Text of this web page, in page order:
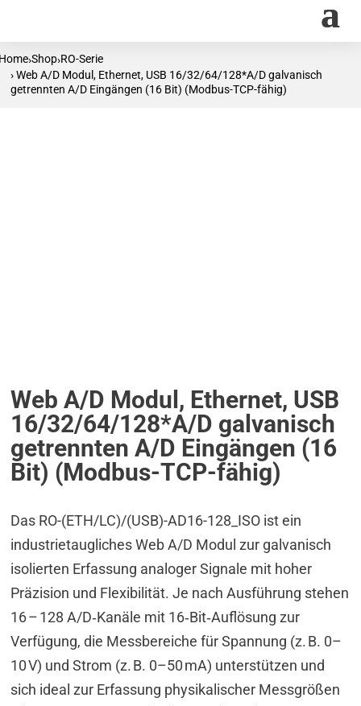
›Shop›RO-Serie
› Web A/D Modul, Ethernet, USB 16/32/64/128*A/D galvanisch
getrennten A/D Eingängen (16 Bit) (Modbus-TCP-fähig)
Web A/D Modul, Ethernet, USB
16/32/64/128*A/D galvanisch
getrennten A/D Eingängen (16
Bit) (Modbus-TCP-fähig)
Das RO-(ETH/LC)/(USB)-AD16-128_ISO ist ein
industrietaugliches Web A/D Modul zur galvanisch
isolierten Erfassung analoger Signale mit hoher
Präzision und Flexibilität. Je nach Ausführung stehen
16 – 128 A/D‑Kanäle mit 16‑Bit‑Auflösung zur
Verfügung, die Messbereiche für Spannung (z. B. 0–
10 V) und Strom (z. B. 0–50 mA) unterstützen und
sich ideal zur Erfassung physikalischer Messgrößen